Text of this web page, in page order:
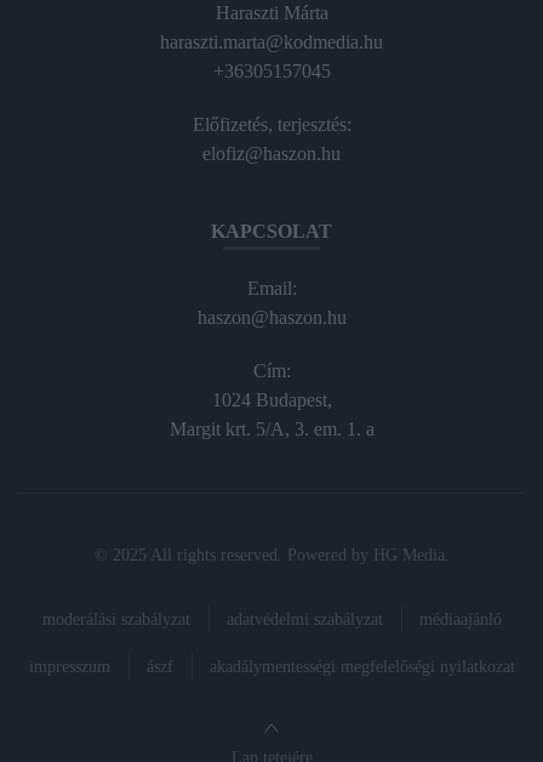
Haraszti Márta
haraszti.marta@kodmedia.hu
+36305157045
Előfizetés, terjesztés:
elofiz@haszon.hu
KAPCSOLAT
Email:
haszon@haszon.hu
Cím:
1024 Budapest,
Margit krt. 5/A, 3. em. 1. a
© 2025 All rights reserved. Powered by HG Media
moderálási szabályzat adatvédelmi szabályzat médiaajánló
impresszum ászf akadálymentességi megfelelőségi nyilatkozat
Lap tetejére